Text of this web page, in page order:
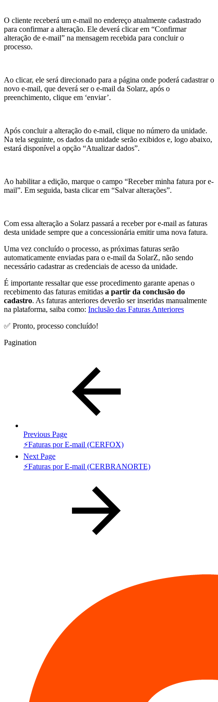
O cliente receberá um e-mail no endereço atualmente cadastrado
para confirmar a alteração. Ele deverá clicar em “Confirmar
alteração de e-mail” na mensagem recebida para concluir o
processo.
Ao clicar, ele será direcionado para a página onde poderá cadastrar o
novo e-mail, que deverá ser o e-mail da Solarz, após o
preenchimento, clique em ‘enviar’.
Após concluir a alteração do e-mail, clique no número da unidade.
Na tela seguinte, os dados da unidade serão exibidos e, logo abaixo,
estará disponível a opção “Atualizar dados”.
Ao habilitar a edição, marque o campo “Receber minha fatura por e-
mail”. Em seguida, basta clicar em “Salvar alterações”.
Com essa alteração a Solarz passará a receber por e-mail as faturas
desta unidade sempre que a concessionária emitir uma nova fatura.
Uma vez concluído o processo, as próximas faturas serão
automaticamente enviadas para o e-mail da SolarZ, não sendo
necessário cadastrar as credenciais de acesso da unidade.
É importante ressaltar que esse procedimento garante apenas o
recebimento das faturas emitidas a partir da conclusão do
cadastro. As faturas anteriores deverão ser inseridas manualmente
na plataforma, saiba como: Inclusão das Faturas Anteriores
✅ Pronto, processo concluído!
Pagination
Previous Page
⚡Faturas por E-mail (CERFOX)
Next Page
⚡Faturas por E-mail (CERBRANORTE)